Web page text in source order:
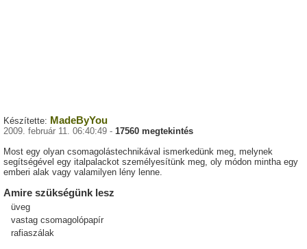
Készítette: MadeByYou
2009. február 11. 06:40:49 - 17560 megtekintés
Most egy olyan csomagolástechnikával ismerkedünk meg, melynek
segítségével egy italpalackot személyesítünk meg, oly módon mintha egy
emberi alak vagy valamilyen lény lenne.
Amire szükségünk lesz
üveg
vastag csomagolópapír
rafiaszálak